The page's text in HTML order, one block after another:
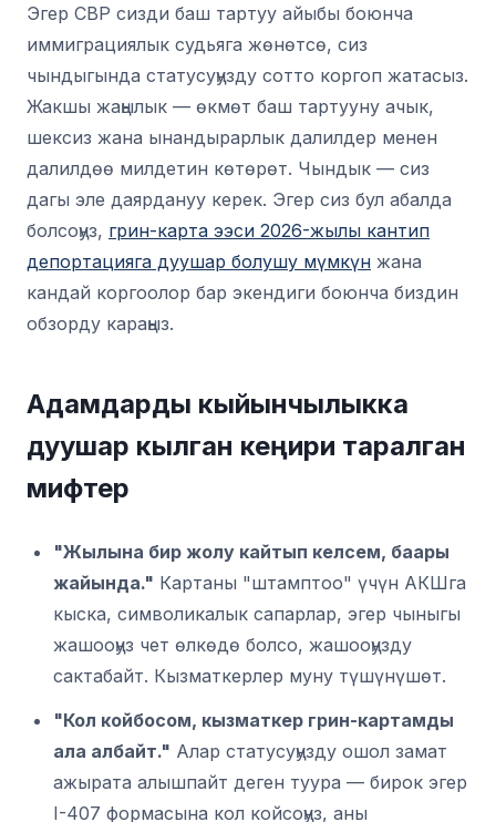
Эгер CBP сизди баш тартуу айыбы боюнча
иммиграциялык судьяга жөнөтсө, сиз
чындыгында статусуңузду сотто коргоп жатасыз.
Жакшы жаңылык — өкмөт баш тартууну ачык,
шексиз жана ынандырарлык далилдер менен
далилдөө милдетин көтөрөт. Чындык — сиз
дагы эле даярдануу керек. Эгер сиз бул абалда
болсоңуз, грин-карта ээси 2026-жылы кантип
депортацияга дуушар болушу мүмкүн жана
кандай коргоолор бар экендиги боюнча биздин
обзорду караңыз.
Адамдарды кыйынчылыкка
дуушар кылган кеңири таралган
мифтер
"Жылына бир жолу кайтып келсем, баары
жайында." Картаны "штамптоо" үчүн АКШга
кыска, символикалык сапарлар, эгер чыныгы
жашооңуз чет өлкөдө болсо, жашооңузду
сактабайт. Кызматкерлер муну түшүнүшөт.
"Кол койбосом, кызматкер грин-картамды
ала албайт." Алар статусуңузду ошол замат
ажырата алышпайт деген туура — бирок эгер
I-407 формасына кол койсоңуз, аны